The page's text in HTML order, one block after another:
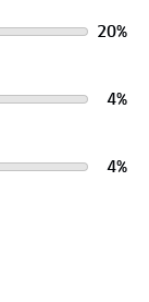
een
20%
4%
4%